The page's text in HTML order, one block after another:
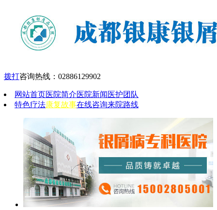
拨打咨询热线： 02886129902
网站首页医院简介医院新闻 医护团队
特色疗法康复故事在线咨询来院路线